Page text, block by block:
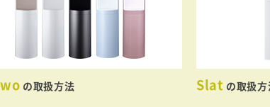
の取扱方法 Slat の取扱方